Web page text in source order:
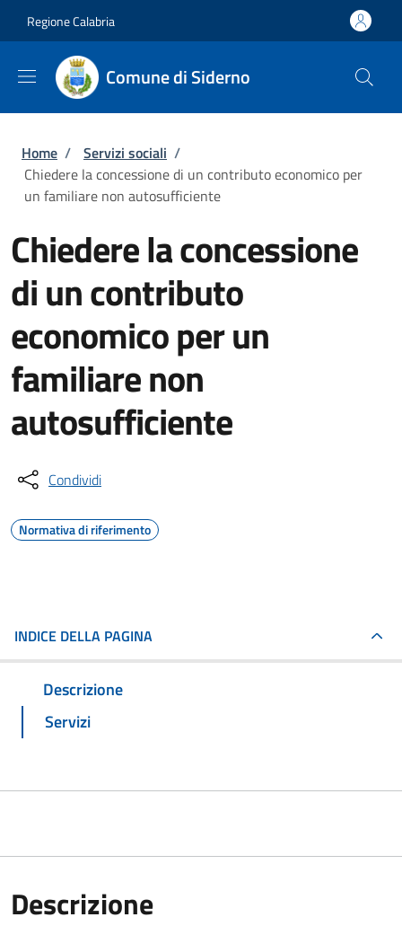
Regione Calabria
Comune di Siderno
Briciole di pane
Home / Servizi sociali /
Chiedere la concessione di un contributo economico per
un familiare non autosufficiente
Chiedere la concessione
di un contributo
economico per un
familiare non
autosufficiente
Condividi
Normativa di riferimento
INDICE DELLA PAGINA
Descrizione
Servizi
Descrizione